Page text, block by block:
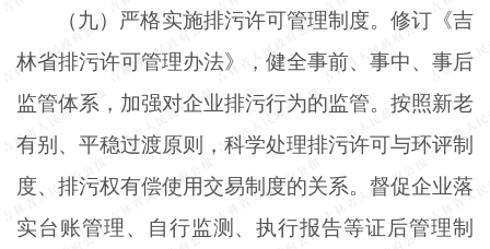
（九）严格实施排污许可管理制度。修订《吉
林省排污许可管理办法》，健全事前、事中、事后
监管体系，加强对企业排污行为的监管。按照新老
有别、平稳过渡原则，科学处理排污许可与环评制
度、排污权有偿使用交易制度的关系。督促企业落
实台账管理、自行监测、执行报告等证后管理制